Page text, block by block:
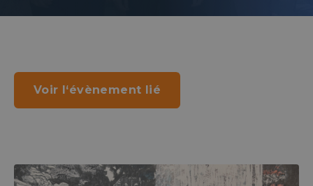
Voir l‘évènement lié